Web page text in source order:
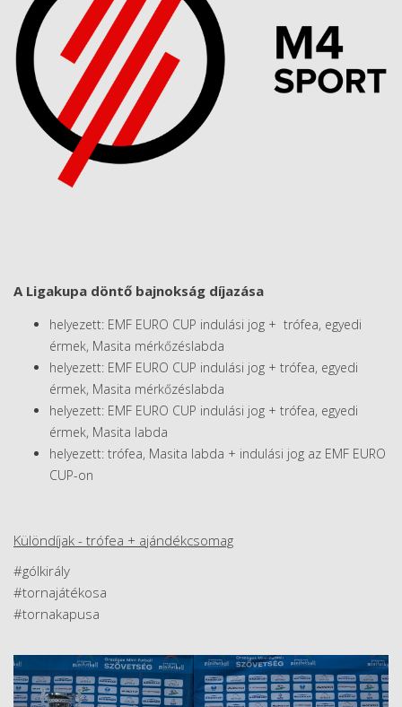
A Ligakupa döntő bajnokság díjazása
helyezett: EMF EURO CUP indulási jog + trófea, egyedi
érmek, Masita mérkőzéslabda
helyezett: EMF EURO CUP indulási jog + trófea, egyedi
érmek, Masita mérkőzéslabda
helyezett: EMF EURO CUP indulási jog + trófea, egyedi
érmek, Masita labda
helyezett: trófea, Masita labda + indulási jog az EMF EURO
CUP-on
Különdíjak - trófea + ajándékcsomag
#gólkirály
#tornajátékosa
#tornakapusa